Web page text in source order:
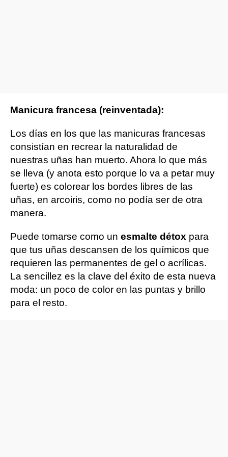
Manicura francesa (reinventada):
Los días en los que las manicuras francesas
consistían en recrear la naturalidad de
nuestras uñas han muerto. Ahora lo que más
se lleva (y anota esto porque lo va a petar muy
fuerte) es colorear los bordes libres de las
uñas, en arcoiris, como no podía ser de otra
manera.
Puede tomarse como un esmalte détox para
que tus uñas descansen de los químicos que
requieren las permanentes de gel o acrílicas.
La sencillez es la clave del éxito de esta nueva
moda: un poco de color en las puntas y brillo
para el resto.